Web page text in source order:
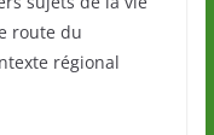
route du
régional